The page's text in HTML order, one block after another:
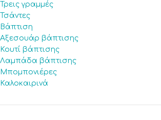
Τρεις γραμμές
Τσάντες
Βάπτιση
Αξεσουάρ βάπτισης
Κουτί βάπτισης
Λαμπάδα βάπτισης
Μπομπονιέρες
Καλοκαιρινά